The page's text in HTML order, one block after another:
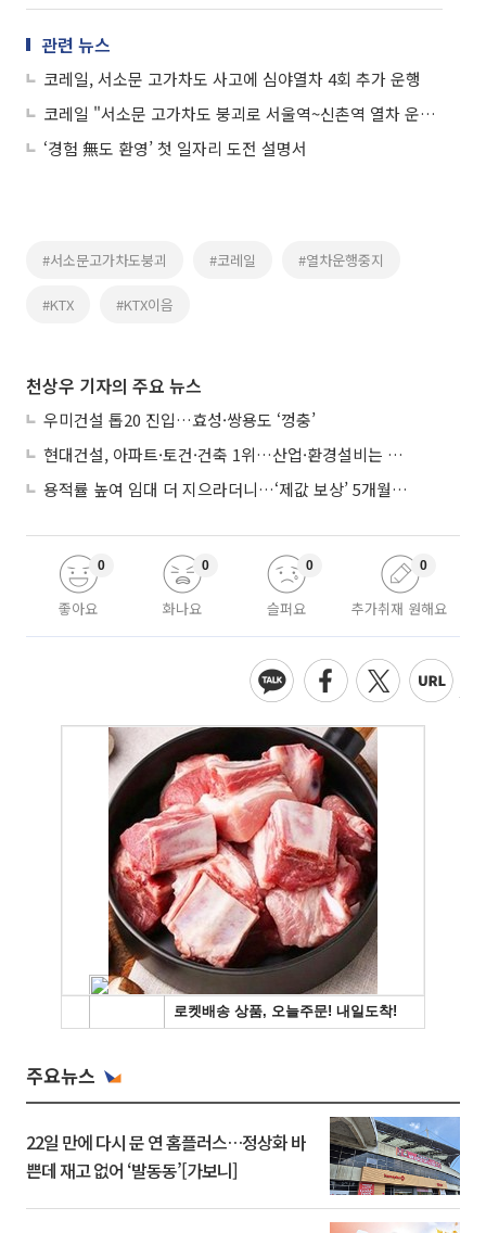
관련 뉴스
코레일, 서소문 고가차도 사고에 심야열차 4회 추가 운행
코레일 "서소문 고가차도 붕괴로 서울역~신촌역 열차 운행 중지"
‘경험 無도 환영’ 첫 일자리 도전 설명서
#서소문고가차도붕괴 #코레일 #열차운행중지
#KTX #KTX이음
천상우 기자의 주요 뉴스
우미건설 톱20 진입…효성·쌍용도 ‘껑충’
현대건설, 아파트·토건·건축 1위…산업·환경설비는 삼성E&A
용적률 높여 임대 더 지으라더니…‘제값 보상’ 5개월째 국회에 발목
좋아요
0
화나요
0
슬퍼요
0
추가취재 원해요
0
주요뉴스
22일 만에 다시 문 연 홈플러스…정상화 바
쁜데 재고 없어 ‘발동동’[가보니]